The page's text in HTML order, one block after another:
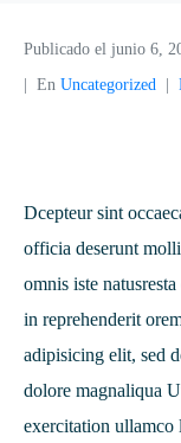
Publicado el junio 6,
En Uncategorized
Dcepteur sint
officia deserunt
omnis iste
in reprehenderit
adipisicing elit, sed
dolore magnaliqua
exercitation ullamco